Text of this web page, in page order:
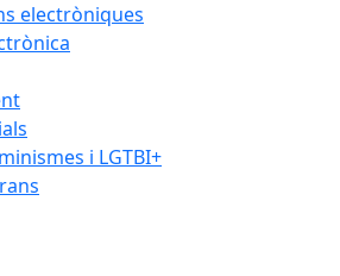
electròniques
i LGTBI+